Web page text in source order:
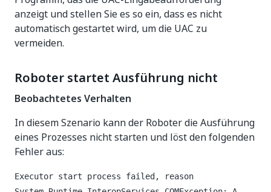
anzeigt und stellen Sie es so ein, dass es nicht
automatisch gestartet wird, um die UAC zu
vermeiden.
Roboter startet Ausführung nicht
Beobachtetes Verhalten
In diesem Szenario kann der Roboter die Ausführung
eines Prozesses nicht starten und löst den folgenden
Fehler aus:
Executor start process failed, reason